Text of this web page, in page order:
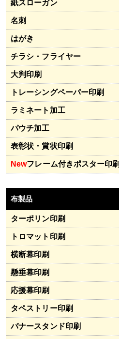
紙スローガン
名刺
はがき
チラシ・フライヤー
大判印刷
トレーシングペーパー印刷
ラミネート加工
パウチ加工
表彰状・賞状印刷
Newフレーム付きポスター印刷
布製品
ターポリン印刷
トロマット印刷
横断幕印刷
懸垂幕印刷
応援幕印刷
タペストリー印刷
バナースタンド印刷